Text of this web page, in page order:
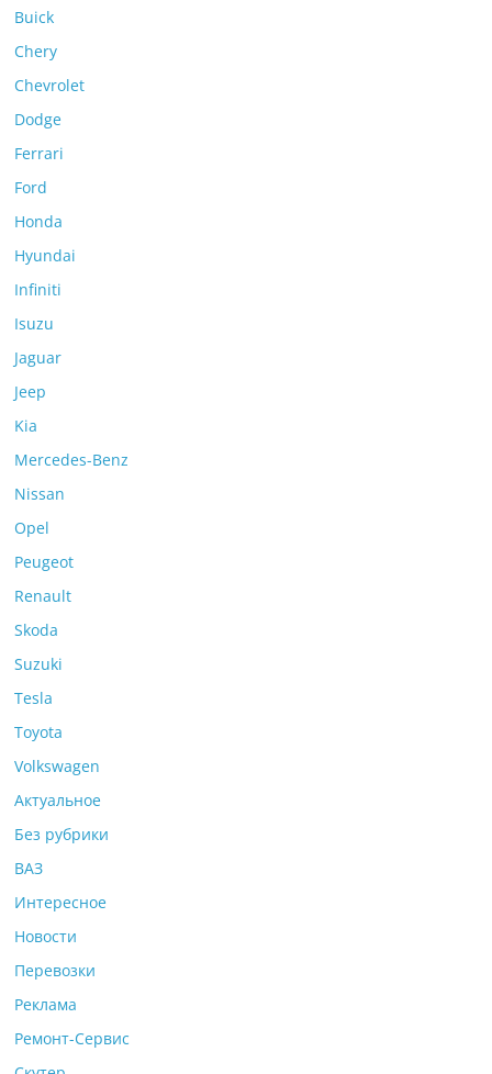
Buick
Chery
Chevrolet
Dodge
Ferrari
Ford
Honda
Hyundai
Infiniti
Isuzu
Jaguar
Jeep
Kia
Mercedes-Benz
Nissan
Opel
Peugeot
Renault
Skoda
Suzuki
Tesla
Toyota
Volkswagen
Актуальное
Без рубрики
ВАЗ
Интересное
Новости
Перевозки
Реклама
Ремонт-Сервис